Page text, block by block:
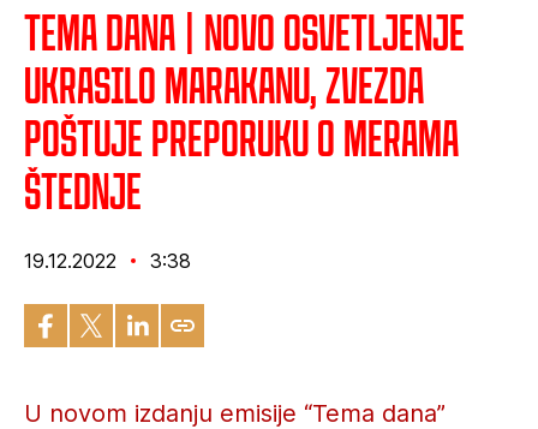
Tema dana | Novo osvetljenje
ukrasilo Marakanu, Zvezda
poštuje preporuku o merama
štednje
19.12.2022 3:38
U novom izdanju emisije “Tema dana”